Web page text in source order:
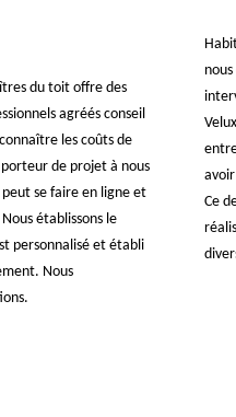
du toit offre des
agréés conseil
les coûts de
de projet à nous
peut se faire en ligne et
établissons le
personnalisé et établi
Nous
Ce